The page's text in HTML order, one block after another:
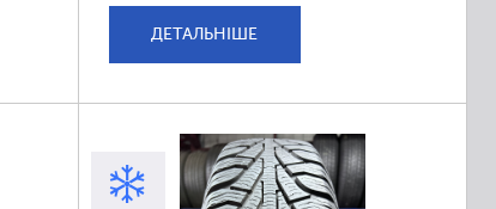
ДЕТАЛЬНІШЕ